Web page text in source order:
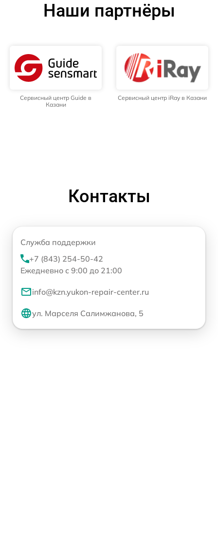
Наши партнёры
Сервисный центр Guide в
Казани
Сервисный центр iRay в Казани
Контакты
Служба поддержки
+7 (843) 254-50-42
Ежедневно с 9:00 до 21:00
info@kzn.yukon-repair-center.ru
ул. Марселя Салимжанова, 5